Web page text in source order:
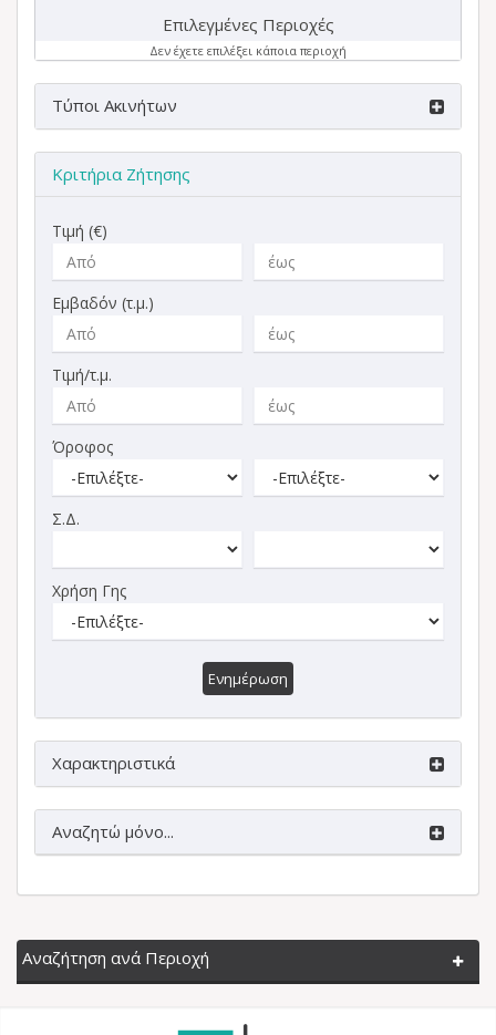
Επιλεγμένες Περιοχές
Δεν έχετε επιλέξει κάποια περιοχή
Τύποι Ακινήτων
Κριτήρια Ζήτησης
Τιμή (€)
Εμβαδόν (τ.μ.)
Τιμή/τ.μ.
Όροφος
Σ.Δ.
Χρήση Γης
Ενημέρωση
Χαρακτηριστικά
Αναζητώ μόνο...
Αναζήτηση ανά Περιοχή